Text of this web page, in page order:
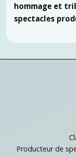
hommage et
spectacles
Producteur de